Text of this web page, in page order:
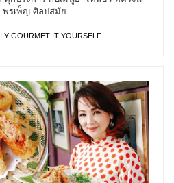
รเพ็ญ ศิลปสมัย
GOURMET IT YOURSELF